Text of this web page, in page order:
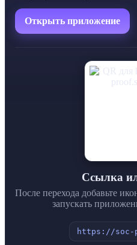
Открыть приложение
Ссылка
После перехода добавьте
запускать
https://soc-